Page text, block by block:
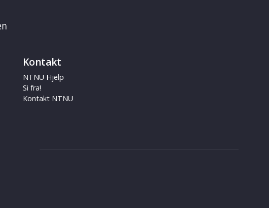
Kontakt
NTNU Hjelp
Si fra!
Kontakt NTNU